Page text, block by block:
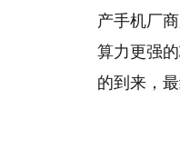
产手机厂
算力更强
的到来，